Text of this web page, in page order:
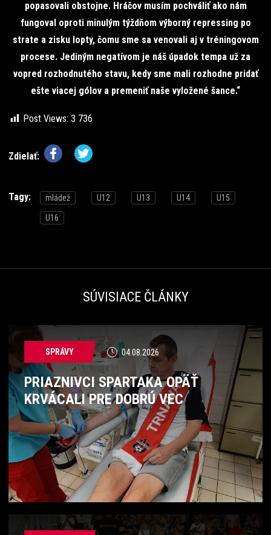
popasovali obstojne. Hráčov musím pochváliť ako nám
fungoval oproti minulým týždňom výborný repressing po
strate a zisku lopty, čomu sme sa venovali aj v tréningovom
procese. Jediným negatívom je náš úpadok tempa už za
vopred rozhodnutého stavu, kedy sme mali rozhodne pridať
ešte viacej gólov a premeniť naše vyložené šance.“
Post Views: 3 736
Zdielať:
Tagy: mládež U12 U13 U14 U15
U16
SÚVISIACE ČLÁNKY
SPRÁVY 04.08.2026
PRIAZNIVCI SPARTAKA OPÄŤ
KRVÁCALI PRE DOBRÚ VEC